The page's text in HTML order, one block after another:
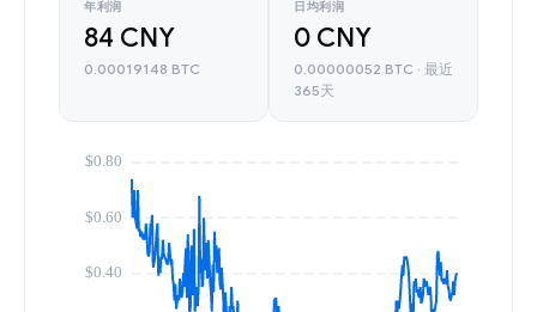
年利润
84 CNY
0.00019148 BTC
日均利润
0 CNY
0.00000052 BTC · 最近
365天